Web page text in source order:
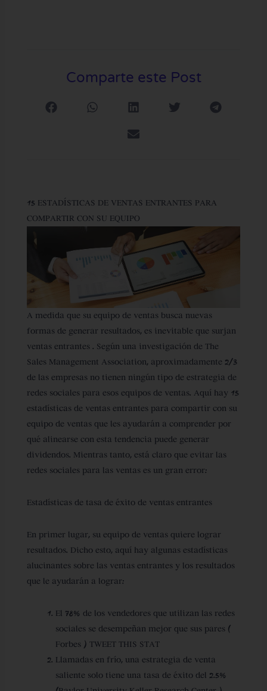
Comparte este Post
15 ESTADÍSTICAS DE VENTAS ENTRANTES PARA
COMPARTIR CON SU EQUIPO
A medida que su equipo de ventas busca nuevas
formas de generar resultados, es inevitable que surjan
ventas entrantes . Según una investigación de The
Sales Management Association, aproximadamente 2/3
de las empresas no tienen ningún tipo de estrategia de
redes sociales para esos equipos de ventas. Aquí hay 15
estadísticas de ventas entrantes para compartir con su
equipo de ventas que les ayudarán a comprender por
qué alinearse con esta tendencia puede generar
dividendos. Mientras tanto, está claro que evitar las
redes sociales para las ventas es un gran error:
Estadísticas de tasa de éxito de ventas entrantes
En primer lugar, su equipo de ventas quiere lograr
resultados. Dicho esto, aquí hay algunas estadísticas
alucinantes sobre las ventas entrantes y los resultados
que le ayudarán a lograr:
El 78% de los vendedores que utilizan las redes
sociales se desempeñan mejor que sus pares (
Forbes ) TWEET THIS STAT
Llamadas en frío, una estrategia de venta
saliente solo tiene una tasa de éxito del 2.5%